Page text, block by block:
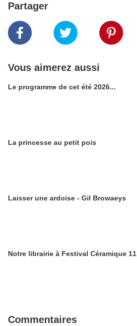
Partager
Vous aimerez aussi
Le programme de cet été 2026...
La princesse au petit pois
Laisser une ardoise - Gil Browaeys
Notre librairie à Festival Céramique 11
Commentaires